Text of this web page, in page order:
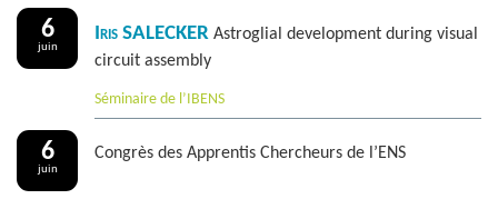
6
juin
Iris SALECKER Astroglial development during visual
circuit assembly
Séminaire de l’IBENS
6
juin
Congrès des Apprentis Chercheurs de l’ENS